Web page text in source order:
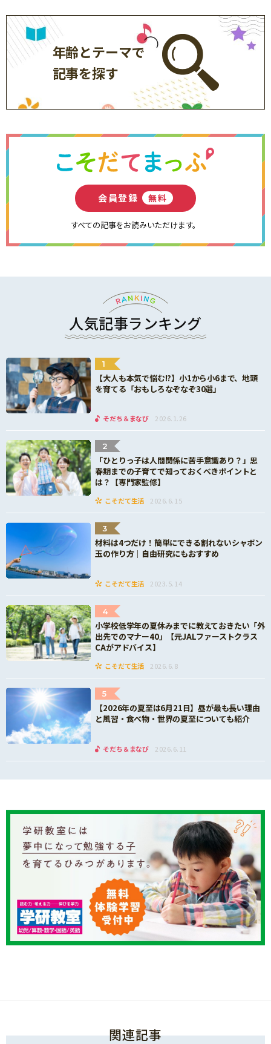
年齢とテーマで
記事を探す
会員登録 無料
すべての記事をお読みいただけます。
人気記事ランキング
1
【大人も本気で悩む!?】小1から小6まで、地頭
を育てる「おもしろなぞなぞ30選」
そだち＆まなび 2026.1.26
2
「ひとりっ子は人間関係に苦手意識あり？」思
春期までの子育てで知っておくべきポイントと
は？【専門家監修】
こそだて生活 2026.6.15
3
材料は4つだけ！簡単にできる割れないシャボン
玉の作り方｜自由研究にもおすすめ
こそだて生活 2023.5.14
4
小学校低学年の夏休みまでに教えておきたい「外
出先でのマナー40」【元JALファーストクラス
CAがアドバイス】
こそだて生活 2026.6.8
5
【2026年の夏至は6月21日】昼が最も長い理由
と風習・食べ物・世界の夏至についても紹介
そだち＆まなび 2026.6.11
関連記事